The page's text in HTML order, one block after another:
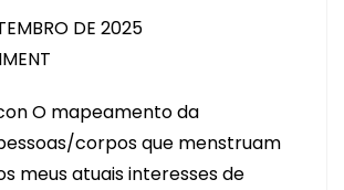
DE 2025
O mapeamento da
corpos que menstruam
meus atuais interesses de